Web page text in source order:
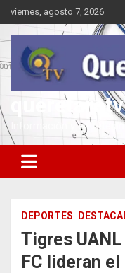
Saltar
al
contenido
viernes, agosto 7, 2026
queretarotv
Información y
DEPORTES
Tigres
FC lideran